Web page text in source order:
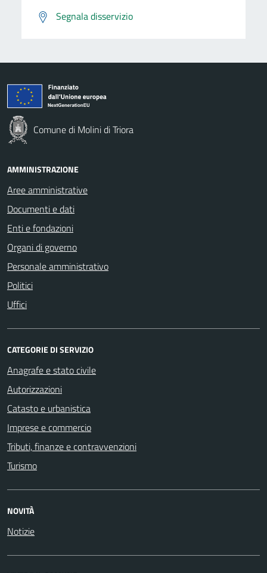
Segnala disservizio
Comune di Molini di Triora
AMMINISTRAZIONE
Aree amministrative
Documenti e dati
Enti e fondazioni
Organi di governo
Personale amministrativo
Politici
Uffici
CATEGORIE DI SERVIZIO
Anagrafe e stato civile
Autorizzazioni
Catasto e urbanistica
Imprese e commercio
Tributi, finanze e contravvenzioni
Turismo
NOVITÀ
Notizie